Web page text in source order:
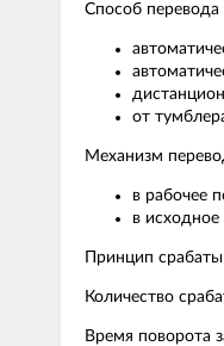
Способ перевода
от
Механизм
в рабочее
в
Принцип
Количество
Время поворота